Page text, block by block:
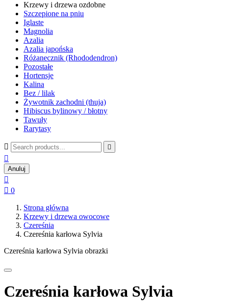
Krzewy i drzewa ozdobne
Szczepione na pniu
Iglaste
Magnolia
Azalia
Azalia japońska
Różanecznik (Rhododendron)
Pozostałe
Hortensje
Kalina
Bez / lilak
Żywotnik zachodni (thuja)
Hibiscus bylinowy / błotny
Tawuły
Rarytasy
 

Anuluj

 0
Strona główna
Krzewy i drzewa owocowe
Czereśnia
Czereśnia karłowa Sylvia
Czereśnia karłowa Sylvia obrazki
Czereśnia karłowa Sylvia